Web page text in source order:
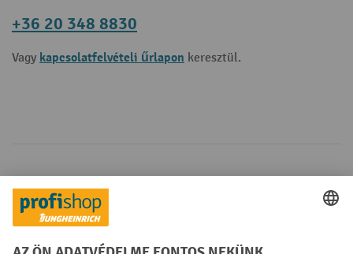
+36 20 348 8830
Vagy kapcsolatfelvételi űrlapon keresztül.
Fizetési lehetőségek
Creditcard (Master)Creditcard (Visa)